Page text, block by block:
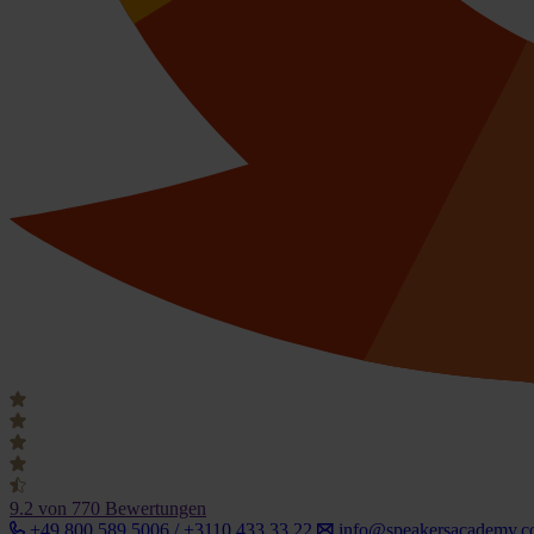
9.2 von 770 Bewertungen
+49 800 589 5006 / +3110 433 33 22